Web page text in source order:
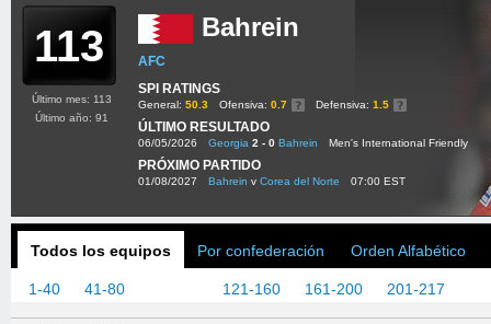
113 Bahrein
AFC
SPI RATINGS
General: 50.3 Ofensiva: 0.7 Defensiva: 1.5
ÚLTIMO RESULTADO
06/05/2026 Georgia 2 - 0 Bahrein Men's International Friendly
PRÓXIMO PARTIDO
01/08/2027 Bahrein v Corea del Norte 07:00 EST
Último mes: 113
Último año: 91
Todos los equipos Por confederación Orden Alfabético
1-40 41-80 121-160 161-200 201-217